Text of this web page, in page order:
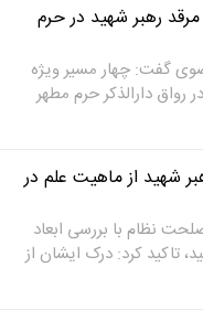
مرقد رهبر شهید در حرم
گفت: چهار مسیر ویژه
رواق دارالذکر حرم مطهر
شهید از ماهیت علم در
نظام با بررسی ابعاد
تاکید کرد: درک ایشان از